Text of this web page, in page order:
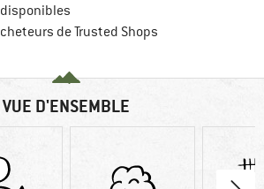
de Trusted Shops
VUE D'ENSEMBLE